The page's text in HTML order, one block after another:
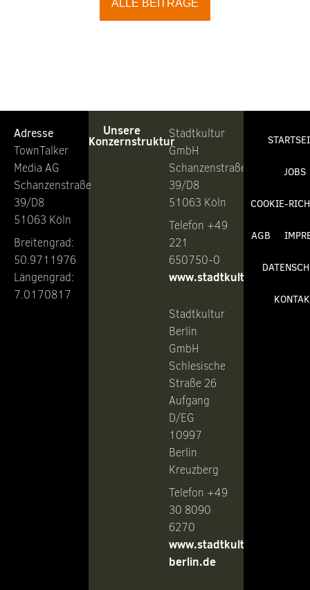
ALLE BEITRÄGE
Adresse
TownTalker
Media AG
Schanzenstraße
39/D8
51063 Köln
Breitengrad:
50.9711976
Längengrad:
7.0170817
Unsere
Konzernstruktur
Stadtkultur
GmbH
Schanzenstraße
39/D8
51063 Köln
Telefon +49
221
650750-0
www.stadtkultur.de
Stadtkultur
Berlin
GmbH
Schlesische
Straße 26
Aufgang
D/EG
10997
Berlin
Kreuzberg
Telefon +49
30 8090
6270
www.stadtkultur-
berlin.de
JOBS
COOKIE-
AGB